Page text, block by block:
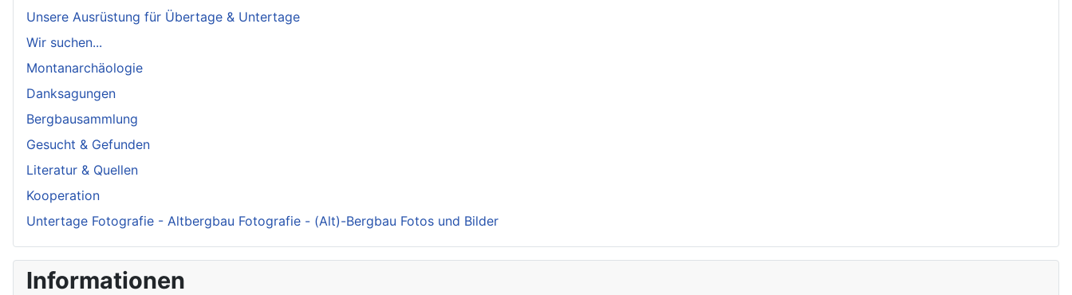
Unsere Ausrüstung für Übertage & Untertage
Wir suchen...
Montanarchäologie
Danksagungen
Bergbausammlung
Gesucht & Gefunden
Literatur & Quellen
Kooperation
Untertage Fotografie - Altbergbau Fotografie - (Alt)-Bergbau Fotos und Bilder
Informationen